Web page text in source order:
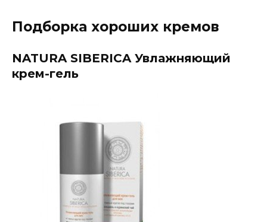
Подборка хороших кремов
NATURA SIBERICA Увлажняющий
крем-гель